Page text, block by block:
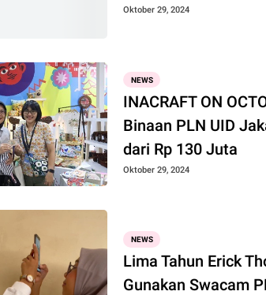
Oktober 29, 2024
NEWS
INACRAFT ON
Binaan PLN UID
dari Rp 130 Juta
Oktober 29, 2024
NEWS
Lima Tahun Erick
Gunakan Swacam